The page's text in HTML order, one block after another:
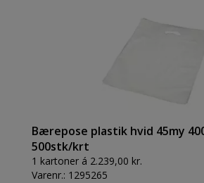
Bærepose plastik hvid 45my
500stk/krt
1 kartoner á 2.239,00 kr.
Varenr.: 1295265